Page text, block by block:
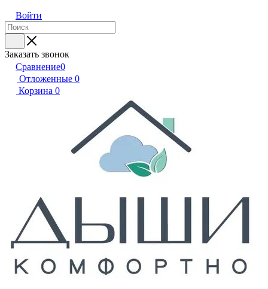
Войти
Заказать звонок
Сравнение0
Отложенные 0
Корзина 0